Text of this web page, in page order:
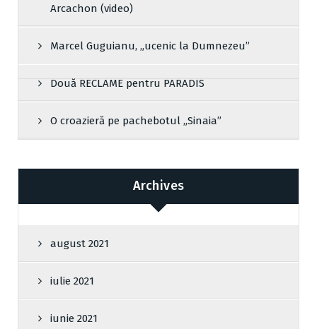
Arcachon (video)
Marcel Guguianu, „ucenic la Dumnezeu”
Două RECLAME pentru PARADIS
O croazieră pe pachebotul „Sinaia”
Archives
august 2021
iulie 2021
iunie 2021